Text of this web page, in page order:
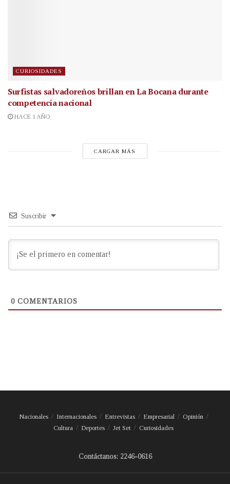
CURIOSIDADES
Surfistas salvadoreños brillan en La Bocana durante
competencia nacional
HACE 1 AÑO
CARGAR MÁS
Suscribir
0 COMENTARIOS
Nacionales Internacionales Entrevistas Empresarial
Opinión
Cultura
Deportes Jet Set Curiosidades
Contáctanos: 2246-0616